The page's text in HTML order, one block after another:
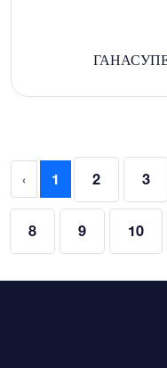
‹ 1 2 3
8 9 10